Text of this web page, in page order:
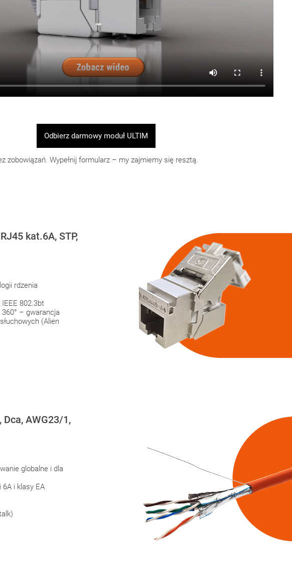
Odbierz darmowy moduł ULTIM
zobowiązań. Wypełnij formularz – my zajmiemy się resztą.
kat.6A, STP,
rdzenia
802.3bt
– gwarancja
(Alien
AWG23/1,
globalne i dla
i klasy EA